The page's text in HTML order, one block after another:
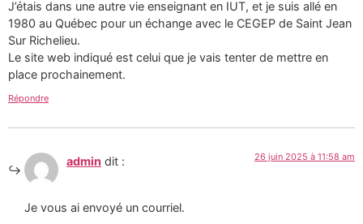
J’étais dans une autre vie enseignant en IUT, et je suis allé en
1980 au Québec pour un échange avec le CEGEP de Saint Jean
Sur Richelieu.
Le site web indiqué est celui que je vais tenter de mettre en
place prochainement.
Répondre
admin dit : 26 juin 2025 à 11:58 am
Je vous ai envoyé un courriel.